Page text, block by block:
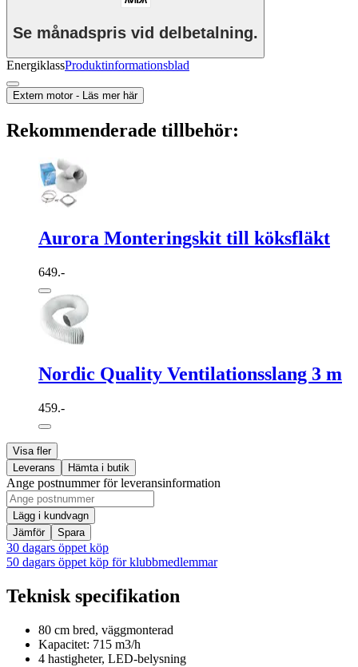
Se månadspris vid delbetalning.
EnergiklassProduktinformationsblad
Extern motor - Läs mer här
Rekommenderade tillbehör:
Aurora Monteringskit till köksfläkt
649.-
Nordic Quality Ventilationsslang 3 m
459.-
Visa fler
Leverans
Hämta i butik
Ange postnummer för leveransinformation
Lägg i kundvagn
Jämför
Spara
30 dagars öppet köp
50 dagars öppet köp för klubbmedlemmar
Teknisk specifikation
80 cm bred, väggmonterad
Kapacitet: 715 m3/h
4 hastigheter, LED-belysning